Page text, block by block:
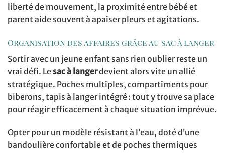
liberté de mouvement, la proximité entre bébé et
parent aide souvent à apaiser pleurs et agitations.
Organisation des affaires grâce au sac à langer
Sortir avec un jeune enfant sans rien oublier reste un
vrai défi. Le sac à langerdevient alors vite un allié
stratégique. Poches multiples, compartiments pour
biberons, tapis à langer intégré : tout y trouve sa place
pour réagir efficacement à chaque situation imprévue.
Opter pour un modèle résistant à l’eau, doté d’une
bandoulière confortable et de poches thermiques